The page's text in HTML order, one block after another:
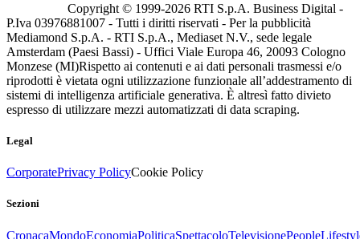
Copyright © 1999-2026 RTI S.p.A. Business Digital -
P.Iva 03976881007 - Tutti i diritti riservati - Per la pubblicità
Mediamond S.p.A. - RTI S.p.A., Mediaset N.V., sede legale
Amsterdam (Paesi Bassi) - Uffici Viale Europa 46, 20093 Cologno
Monzese (MI)Rispetto ai contenuti e ai dati personali trasmessi e/o
riprodotti è vietata ogni utilizzazione funzionale all’addestramento di
sistemi di intelligenza artificiale generativa. È altresì fatto divieto
espresso di utilizzare mezzi automatizzati di data scraping.
Legal
CorporatePrivacy PolicyCookie Policy
Sezioni
CronacaMondoEconomiaPoliticaSpettacoloTelevisionePeople